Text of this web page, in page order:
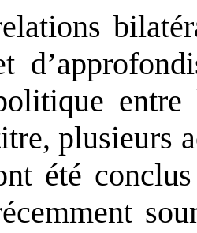
plusieurs
été